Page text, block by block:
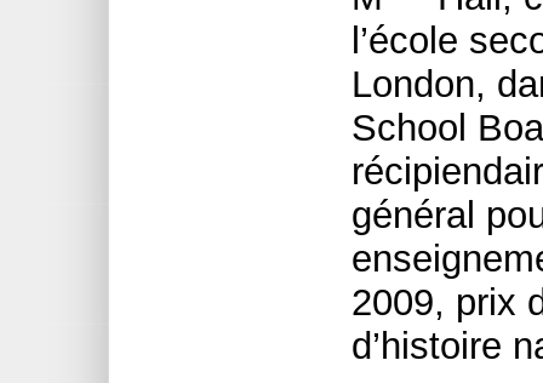
l’école
London,
School
général
2009, prix
d’histoire